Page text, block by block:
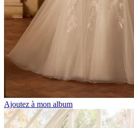
Ajoutez à mon album